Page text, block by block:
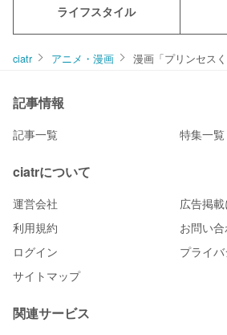
ライフスタイル
ciatr アニメ・漫画 漫画「プリンセス
記事情報
記事一覧 特集一覧
ciatrについて
運営会社
広告掲
利用規約
お問い
ログイン
プライ
サイトマップ
関連サービス